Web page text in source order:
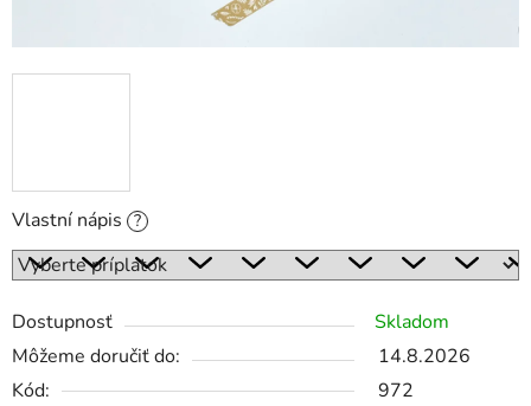
Vlastní nápis ?
Dostupnosť
Skladom
Môžeme doručiť do:
14.8.2026
Kód:
972